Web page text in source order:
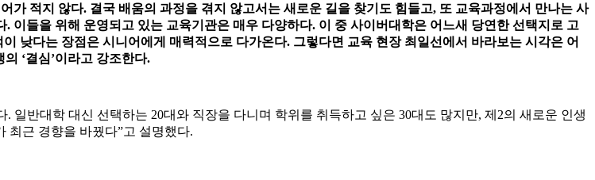
적지 않다. 결국 배움의 과정을 겪지 않고서는 새로운 길을 찾기도 힘들고, 또 교육과정에서 만나는 사
이들을 위해 운영되고 있는 교육기관은 매우 다양하다. 이 중 사이버대학은 어느새 당연한 선택지로 고
낮다는 장점은 시니어에게 매력적으로 다가온다. 그렇다면 교육 현장 최일선에서 바라보는 시각은 어
‘결심’이라고 강조한다.
일반대학 대신 선택하는 20대와 직장을 다니며 학위를 취득하고 싶은 30대도 많지만, 제2의 새로운 인생
최근 경향을 바꿨다”고 설명했다.